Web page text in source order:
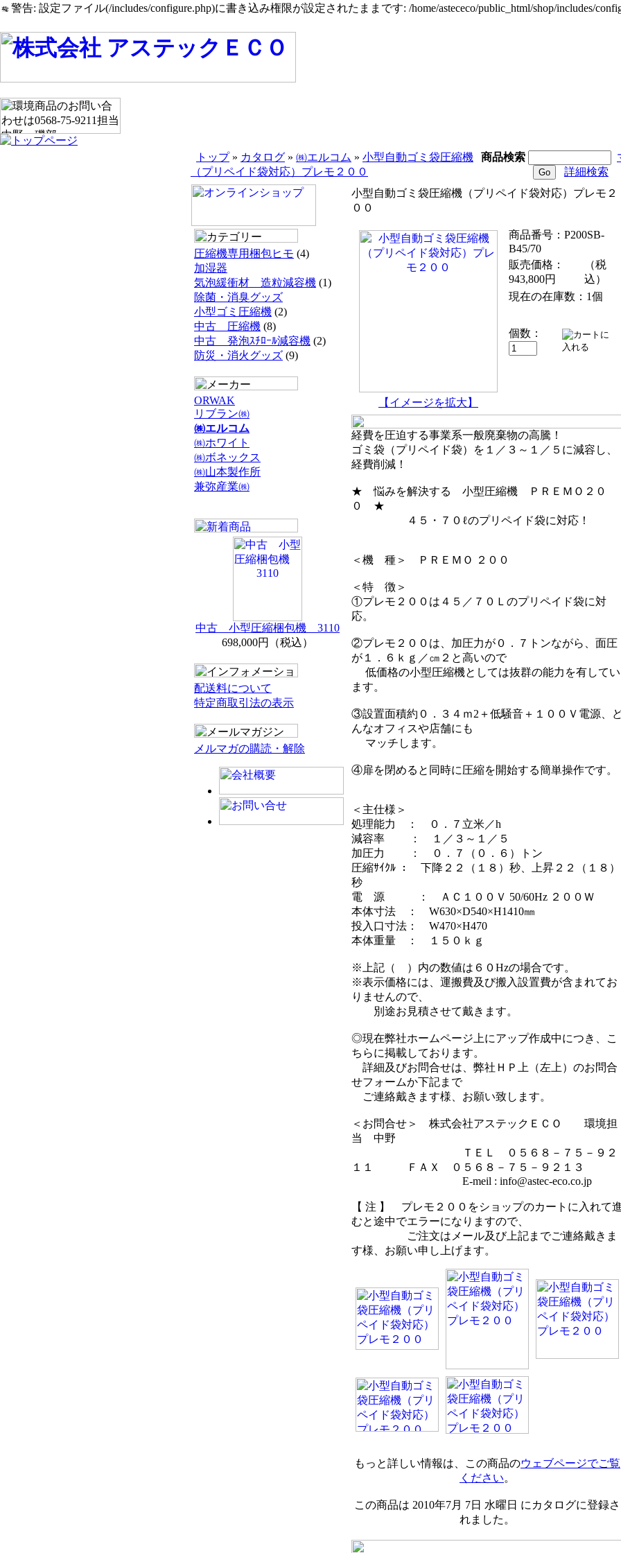
警告: 設定ファイル(/includes/configure.php)に書き込み権限が設定されたままです: /home/astececo/public_html/shop/includes/
トップ» カタログ » ㈱エルコム » 小型自動ゴミ袋圧縮機
（プリペイド袋対応）プレモ２００
商品検索
詳細検索
圧縮機専用梱包ヒモ (4)
加湿器
気泡緩衝材 造粒減容機 (1)
除菌・消臭グッズ
小型ゴミ圧縮機 (2)
中古 圧縮機 (8)
中古 発泡ｽﾁﾛｰﾙ減容機 (2)
防災・消火グッズ (9)
ORWAK
リブラン㈱
㈱エルコム
㈱ホワイト
㈱ボネックス
㈱山本製作所
兼弥産業㈱
中古 小型圧縮梱包機 3110
698,000円（税込）
配送料について
特定商取引法の表示
メルマガの購読・解除
小型自動ゴミ袋圧縮機（プリペイド袋対応）プレモ２
００
【イメージを拡大】
商品番号：P200SB-
B45/70
販売価格：
943,800円
（税
込）
現在の在庫数：1個
個数：
経費を圧迫する事業系一般廃棄物の高騰！
ゴミ袋（プリペイド袋）を１／３～１／５に減容し、
経費削減！
★ 悩みを解決する 小型圧縮機 ＰＲＥＭＯ２０
０ ★
４５・７０ℓのプリペイド袋に対応！
＜機 種＞ ＰＲＥＭＯ ２００
＜特 徴＞
①プレモ２００は４５／７０Ｌのプリペイド袋に対
応。
②プレモ２００は、加圧力が０．７トンながら、面圧
が１．６ｋｇ／㎝２と高いので
低価格の小型圧縮機としては抜群の能力を有してい
ます。
③設置面積約０．３４ｍ2＋低騒音＋１００Ｖ電源、
んなオフィスや店舗にも
マッチします。
④扉を閉めると同時に圧縮を開始する簡単操作です。
＜主仕様＞
処理能力 ： ０．７立米／h
減容率 ： １／３～１／５
加圧力 ： ０．７（０．６）トン
圧縮ｻｲｸﾙ ： 下降２２（１８）秒、上昇２２（１８）
秒
電 源 ： ＡＣ１００Ｖ 50/60Hz ２００Ｗ
本体寸法 ： W630×D540×H1410㎜
投入口寸法： W470×H470
本体重量 ： １５０ｋｇ
※上記（ ）内の数値は６０Hzの場合です。
※表示価格には、運搬費及び搬入設置費が含まれてお
りませんので、
別途お見積させて戴きます。
◎現在弊社ホームページ上にアップ作成中につき、こ
ちらに掲載しております。
詳細及びお問合せは、弊社ＨＰ上（左上）のお問合
せフォームか下記まで
ご連絡戴きます様、お願い致します。
＜お問合せ＞ 株式会社アステックＥＣＯ 環境担
当 中野
ＴＥＬ ０５６８－７５－９２
１１ ＦＡＸ ０５６８－７５－９２１３
E-meil : info@astec-eco.co.jp
【 注 】 プレモ２００をショップのカートに入れて
むと途中でエラーになりますので、
ご注文はメール及び上記までご連絡戴きま
す様、お願い申し上げます。
もっと詳しい情報は、この商品のウェブページでご覧
ください。
この商品は 2010年7月 7日 水曜日 にカタログに登録さ
れました。